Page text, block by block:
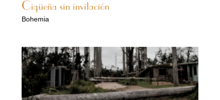
Cigüeña sin invitación
Bohemia